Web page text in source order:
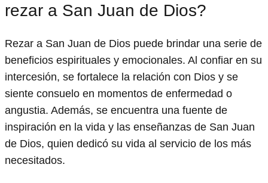
rezar a San Juan de Dios?
Rezar a San Juan de Dios puede brindar una serie de
beneficios espirituales y emocionales. Al confiar en su
intercesión, se fortalece la relación con Dios y se
siente consuelo en momentos de enfermedad o
angustia. Además, se encuentra una fuente de
inspiración en la vida y las enseñanzas de San Juan
de Dios, quien dedicó su vida al servicio de los más
necesitados.